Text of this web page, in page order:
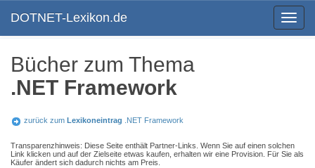
Toggle
DOTNET-Lexikon.de
Bücher zum Thema
.NET Framework
zurück zum Lexikoneintrag .NET Framework
Transparenzhinweis: Diese Seite enthält Partner-Links. Wenn Sie auf einen solchen
Link klicken und auf der Zielseite etwas kaufen, erhalten wir eine Provision. Für Sie als
Käufer ändert sich dadurch nichts am Preis.